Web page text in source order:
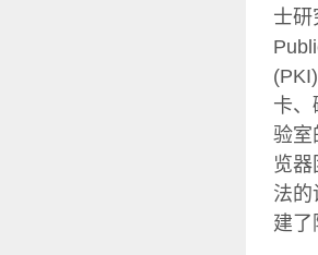
士研
卡、
验室
览
法的
建了